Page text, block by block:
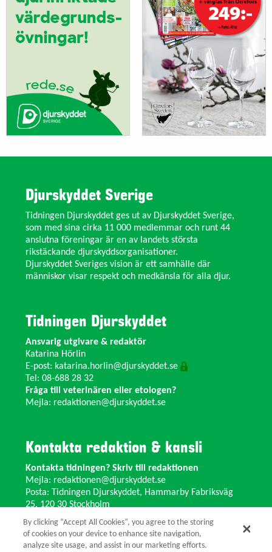
Djurskyddet Sverige
Tidningen Djurskyddet ges ut av Djurskyddet Sverige,
som med sina cirka 11 000 medlemmar och runt 44
anslutna föreningar är en av landets största
rikstäckande djurskyddsorganisationer.
Djurskyddet Sveriges vision är ett samhälle där
människor visar respekt och medkänsla för alla djur.
Tidningen Djurskyddet
Ansvarig utgivare & redaktör
Katarina Hörlin
E-post: katarina.horlin@djurskyddet.se
Tel: 08-688 28 32
Fråga till veterinären eller etologen?
Mejla: redaktionen@djurskyddet.se
Kontakta redaktion & kansli
Kontakta tidningen? Skriv till redaktionen
Mejla: redaktionen@djurskyddet.se
Posta: Tidningen Djurskyddet, Hammarby Fabriksväg
25, 120 30 Stockholm
Ändra adress? Kontakta kansliet
Växel: 08-673 35 11 E-post:
info@djurskyddet.se
By clicking “Accept All Cookies”, you agree to the storing
of cookies on your device to enhance site navigation,
analyze site usage, and assist in our marketing efforts.